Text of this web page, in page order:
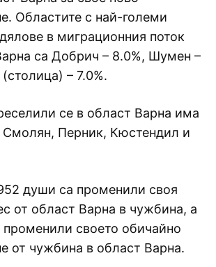
Областите с най-големи
в миграционния поток
са Добрич – 8.0%, Шумен –
– 7.0%.
се в област Варна има
Смолян, Перник, Кюстендил и
души са променили своя
от област Варна в чужбина, а
променили своето обичайно
от чужбина в област Варна.